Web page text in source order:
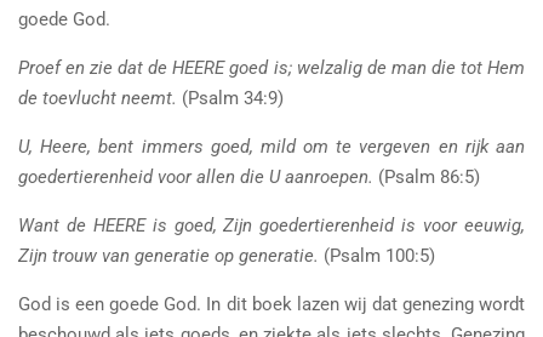
goede God.
Proef en zie dat de HEERE goed is; welzalig de man die tot Hem
de toevlucht neemt. (Psalm 34:9)
U, Heere, bent immers goed, mild om te vergeven en rijk aan
goedertierenheid voor allen die U aanroepen. (Psalm 86:5)
Want de HEERE is goed, Zijn goedertierenheid is voor eeuwig,
Zijn trouw van generatie op generatie. (Psalm 100:5)
God is een goede God. In dit boek lazen wij dat genezing wordt